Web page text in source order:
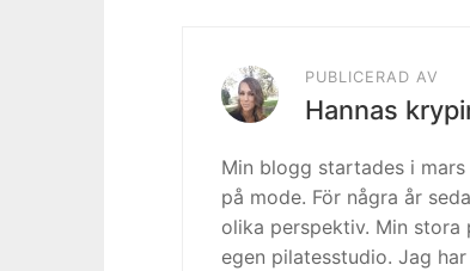
PUBLICERAD AV
Hannas
Min blogg startades i
på mode. För några år
olika perspektiv. Min stora
egen pilatesstudio. Jag